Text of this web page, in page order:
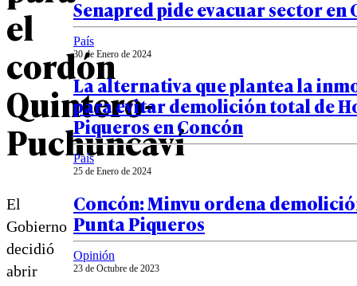
el
cordón
Quintero-
Puchuncaví
El
Gobierno
decidió
abrir
Senapred pide evacuar sector en
País
30 de Enero de 2024
La alternativa que plantea la
para evitar demolición total de
Piqueros en Concón
País
25 de Enero de 2024
Concón: Minvu ordena
Punta Piqueros
Opinión
23 de Octubre de 2023